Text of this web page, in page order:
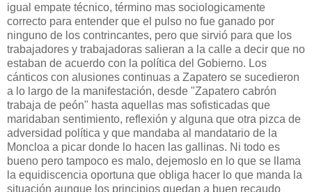
igual empate técnico, término mas sociologicamente
correcto para entender que el pulso no fue ganado por
ninguno de los contrincantes, pero que sirvió para que los
trabajadores y trabajadoras salieran a la calle a decir que no
estaban de acuerdo con la política del Gobierno. Los
cánticos con alusiones continuas a Zapatero se sucedieron
a lo largo de la manifestación, desde "Zapatero cabrón
trabaja de peón" hasta aquellas mas sofisticadas que
maridaban sentimiento, reflexión y alguna que otra pizca de
adversidad política y que mandaba al mandatario de la
Moncloa a picar donde lo hacen las gallinas. Ni todo es
bueno pero tampoco es malo, dejemoslo en lo que se llama
la equidiscencia oportuna que obliga hacer lo que manda la
situación aunque los principios quedan a buen recaudo